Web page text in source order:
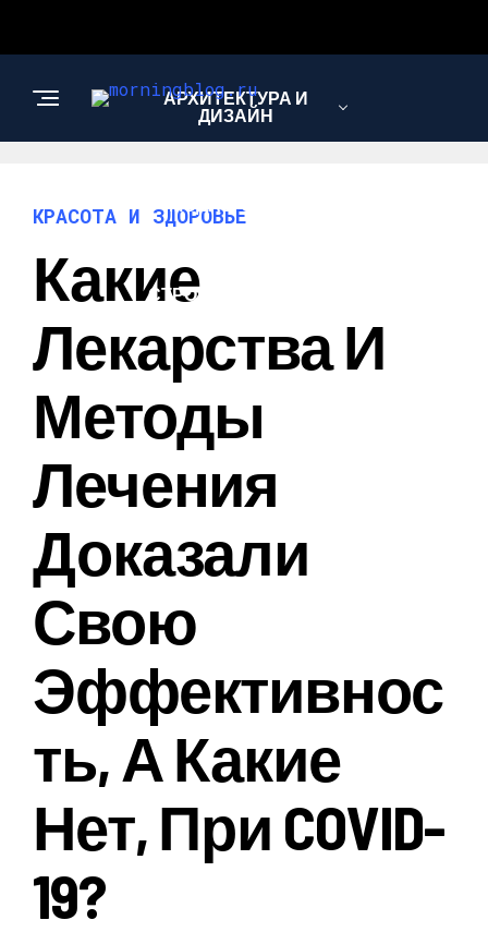
АРХИТЕКТУРА И
ДИЗАЙН
МОДА И СТИЛЬ
СТРОИТЕЛЬСТВО И
КРАСОТА И ЗДОРОВЬЕ
Какие
Лекарства И
Методы
Лечения
Доказали
Свою
Эффективнос
Ть, А Какие
Нет, При COVID-
19?